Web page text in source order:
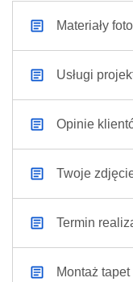
Materiały
Usługi
Opinie
Twoje
Termin
Montaż tapet